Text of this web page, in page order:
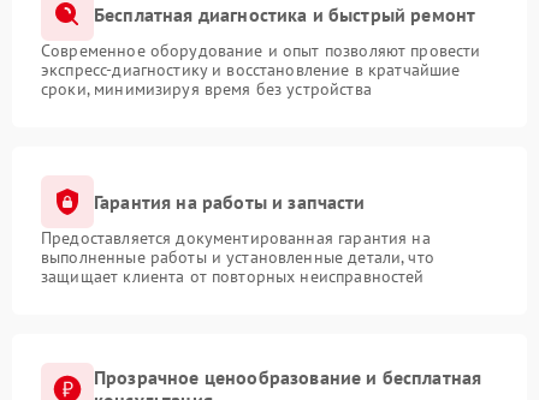
Бесплатная диагностика и быстрый ремонт
Современное оборудование и опыт позволяют провести
экспресс-диагностику и восстановление в кратчайшие
сроки, минимизируя время без устройства
Гарантия на работы и запчасти
Предоставляется документированная гарантия на
выполненные работы и установленные детали, что
защищает клиента от повторных неисправностей
Прозрачное ценообразование и бесплатная